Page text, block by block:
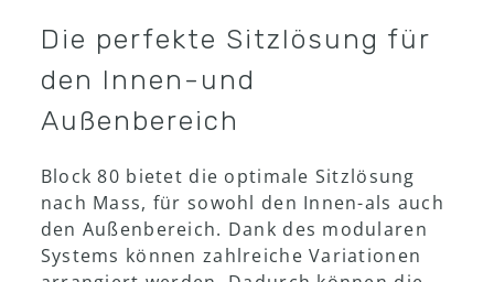
Kollektion
Projekte
Über uns
Die perfekte Sitzlösung für
den Innen-und
Außenbereich
Block 80 bietet die optimale Sitzlösung
nach Mass, für sowohl den Innen-als auch
den Außenbereich. Dank des modularen
Systems können zahlreiche Variationen